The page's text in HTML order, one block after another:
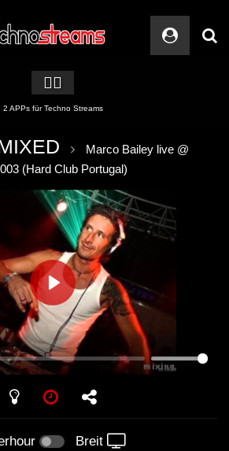
🏳️‍🌈
2 APPs für Techno Streams
Marco Bailey live @
(Hard Club Portugal)
PLAY
Breit